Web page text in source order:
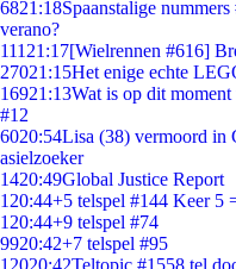
6821:18Spaanstalige
verano?
111 21:17[Wielrennen #616]
27021:15Het enige echte
16921:13Wat is op dit moment
#12
6020:54Lisa (38) vermoord in
asielzoeker
1420:49Global Justice Report
1 20:44+5 telspel #144 Keer 5
1 20:44+9 telspel #74
9920:42+7 telspel #95
12020:42Teltopic #1558 tel